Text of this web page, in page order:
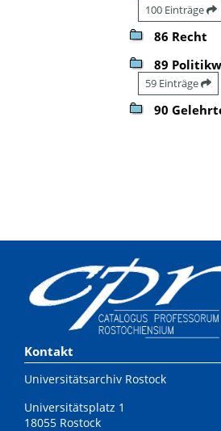
100 Einträge
86 Recht
89
59 Einträge
90
Kontakt
Universitätsarchiv Rostock
Universitätsplatz 1
18055 Rostock